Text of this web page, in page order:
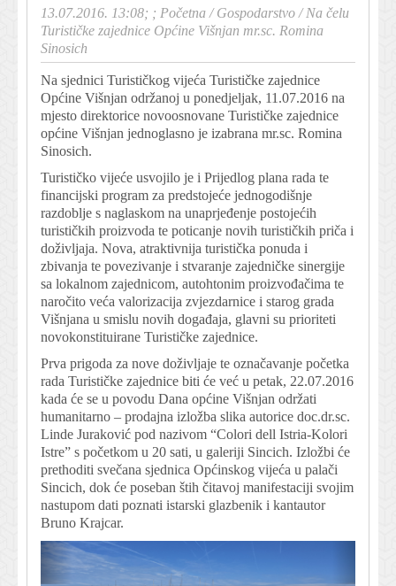
13.07.2016. 13:08; ; Početna /Gospodarstvo /Na čelu
Turističke zajednice Općine Višnjan mr.sc. Romina
Sinosich
Na sjednici Turističkog vijeća Turističke zajednice
Općine Višnjan održanoj u ponedjeljak, 11.07.2016 na
mjesto direktorice novoosnovane Turističke zajednice
općine Višnjan jednoglasno je izabrana mr.sc. Romina
Sinosich.
Turističko vijeće usvojilo je i Prijedlog plana rada te
financijski program za predstojeće jednogodišnje
razdoblje s naglaskom na unaprjeđenje postojećih
turističkih proizvoda te poticanje novih turističkih priča i
doživljaja. Nova, atraktivnija turistička ponuda i
zbivanja te povezivanje i stvaranje zajedničke sinergije
sa lokalnom zajednicom, autohtonim proizvođačima te
naročito veća valorizacija zvjezdarnice i starog grada
Višnjana u smislu novih događaja, glavni su prioriteti
novokonstituirane Turističke zajednice.
Prva prigoda za nove doživljaje te označavanje početka
rada Turističke zajednice biti će već u petak, 22.07.2016
kada će se u povodu Dana općine Višnjan održati
humanitarno – prodajna izložba slika autorice doc.dr.sc.
Linde Juraković pod nazivom “Colori dell Istria-Kolori
Istre” s početkom u 20 sati, u galeriji Sincich. Izložbi će
prethoditi svečana sjednica Općinskog vijeća u palači
Sincich, dok će poseban štih čitavoj manifestaciji svojim
nastupom dati poznati istarski glazbenik i kantautor
Bruno Krajcar.